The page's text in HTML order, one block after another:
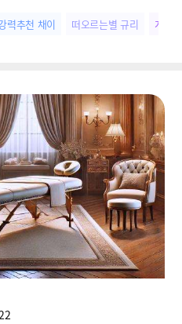
력추천 채이 떠오르는별 규리 개성